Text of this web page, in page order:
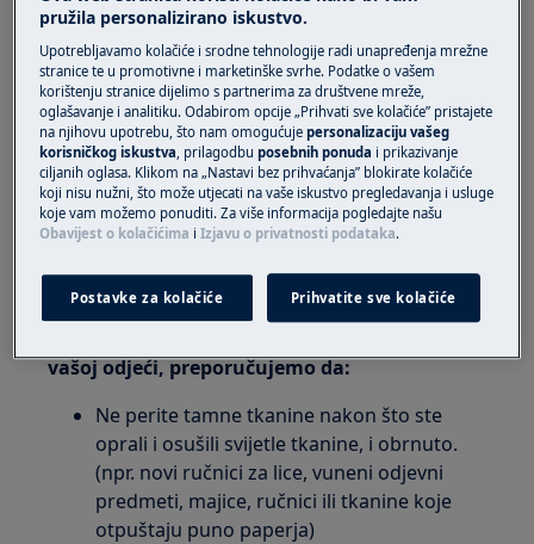
sušenja, ali to se može smanjiti redovitim
čišćenjem uređaja, korištenjem programa
za čišćenje i pažnjom na boju odjeće koju
želite prati i/ili sušiti.
Tijekom pranja i/ili sušenja, neke vrste
tkanina otpuštaju dlačice (sitna vlakna od
tkanine). (npr. novi ručnici, vuneni
predmeti, majice, ručnici itd.)
vašu odjeću tijekom sljedećeg pranja.
vašoj odjeći, preporučujemo da:
Ne perite tamne tkanine nakon što ste
oprali i osušili svijetle tkanine, i obrnuto.
(npr. novi ručnici za lice, vuneni odjevni
predmeti, majice, ručnici ili tkanine koje
otpuštaju puno paperja)
pružila personalizirano iskustvo.
Upotrebljavamo kolačiće i srodne tehnologije radi unapređenja mrežne
stranice te u promotivne i marketinške svrhe. Podatke o vašem
korištenju stranice dijelimo s partnerima za društvene mreže,
oglašavanje i analitiku. Odabirom opcije „Prihvati sve kolačiće” pristajete
na njihovu upotrebu, što nam omogućujepersonalizaciju vašeg
korisničkog iskustva, prilagodbuposebnih ponuda i prikazivanje
ciljanih oglasa. Klikom na „Nastavi bez prihvaćanja” blokirate kolačiće
koji nisu nužni, što može utjecati na vaše iskustvo pregledavanja i usluge
koje vam možemo ponuditi. Za više informacija pogledajte našu
Obavijest o kolačićima iIzjavu o privatnosti podataka.
Postavke za kolačiće Prihvatite sve kolačiće